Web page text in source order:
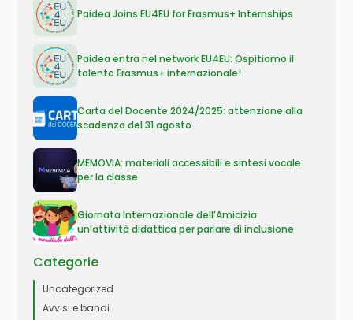
Paidea Joins EU4EU for Erasmus+ Internships
Paidea entra nel network EU4EU: Ospitiamo il
talento Erasmus+ internazionale!
Carta del Docente 2024/2025: attenzione alla
scadenza del 31 agosto
MEMOVIA: materiali accessibili e sintesi vocale
per la classe
Giornata Internazionale dell’Amicizia:
un’attività didattica per parlare di inclusione
Categorie
Uncategorized
Avvisi e bandi